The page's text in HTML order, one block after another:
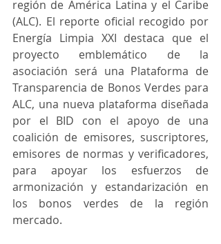
región de América Latina y el Caribe
(ALC). El reporte oficial recogido por
Energía Limpia XXI destaca que el
proyecto emblemático de la
asociación será una Plataforma de
Transparencia de Bonos Verdes para
ALC, una nueva plataforma diseñada
por el BID con el apoyo de una
coalición de emisores, suscriptores,
emisores de normas y verificadores,
para apoyar los esfuerzos de
armonización y estandarización en
los bonos verdes de la región
mercado.